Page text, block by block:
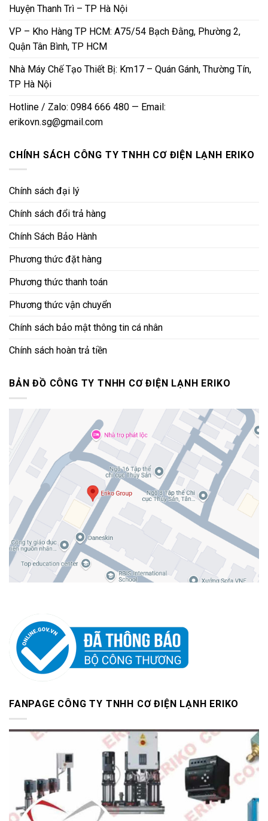
Huyện Thanh Trì – TP Hà Nội
VP – Kho Hàng TP HCM: A75/54 Bạch Đằng, Phường 2,
Quận Tân Bình, TP HCM
Nhà Máy Chế Tạo Thiết Bị: Km17 – Quán Gánh, Thường Tín,
TP Hà Nội
Hotline / Zalo: 0984 666 480 — Email:
erikovn.sg@gmail.com
CHÍNH SÁCH CÔNG TY TNHH CƠ ĐIỆN LẠNH ERIKO
Chính sách đại lý
Chính sách đổi trả hàng
Chính Sách Bảo Hành
Phương thức đặt hàng
Phương thức thanh toán
Phương thức vận chuyển
Chính sách bảo mật thông tin cá nhân
Chính sách hoàn trả tiền
BẢN ĐỒ CÔNG TY TNHH CƠ ĐIỆN LẠNH ERIKO
FANPAGE CÔNG TY TNHH CƠ ĐIỆN LẠNH ERIKO